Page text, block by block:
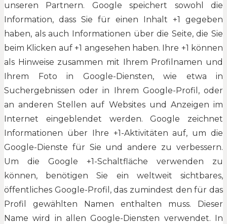
unseren Partnern. Google speichert sowohl die
Information, dass Sie für einen Inhalt +1 gegeben
haben, als auch Informationen über die Seite, die Sie
beim Klicken auf +1 angesehen haben. Ihre +1 können
als Hinweise zusammen mit Ihrem Profilnamen und
Ihrem Foto in Google-Diensten, wie etwa in
Suchergebnissen oder in Ihrem Google-Profil, oder
an anderen Stellen auf Websites und Anzeigen im
Internet eingeblendet werden. Google zeichnet
Informationen über Ihre +1-Aktivitäten auf, um die
Google-Dienste für Sie und andere zu verbessern.
Um die Google +1-Schaltfläche verwenden zu
können, benötigen Sie ein weltweit sichtbares,
öffentliches Google-Profil, das zumindest den für das
Profil gewählten Namen enthalten muss. Dieser
Name wird in allen Google-Diensten verwendet. In